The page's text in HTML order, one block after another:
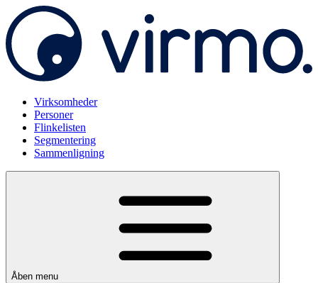
Virksomheder
Personer
Flinkelisten
Segmentering
Sammenligning
Åben menu